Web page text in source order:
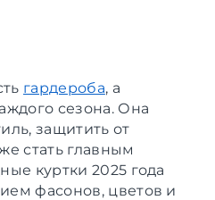
гардероба, а
сезона. Она
защитить от
стать главным
куртки 2025 года
фасонов, цветов и